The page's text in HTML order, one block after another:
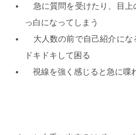
急に質問を受けたり、目上
っ白になってしまう
大人数の前で自己紹介にな
ドキドキして困る
視線を強く感じると急に喋